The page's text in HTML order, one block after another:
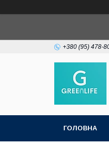
+380 (95) 478-
ГОЛОВНА